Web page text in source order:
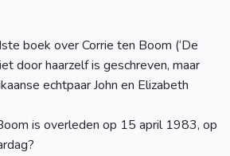
boek over Corrie ten Boom (‘De
door haarzelf is geschreven, maar
echtpaar John en Elizabeth
is overleden op 15 april 1983, op